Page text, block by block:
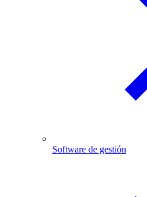
Software de gestión